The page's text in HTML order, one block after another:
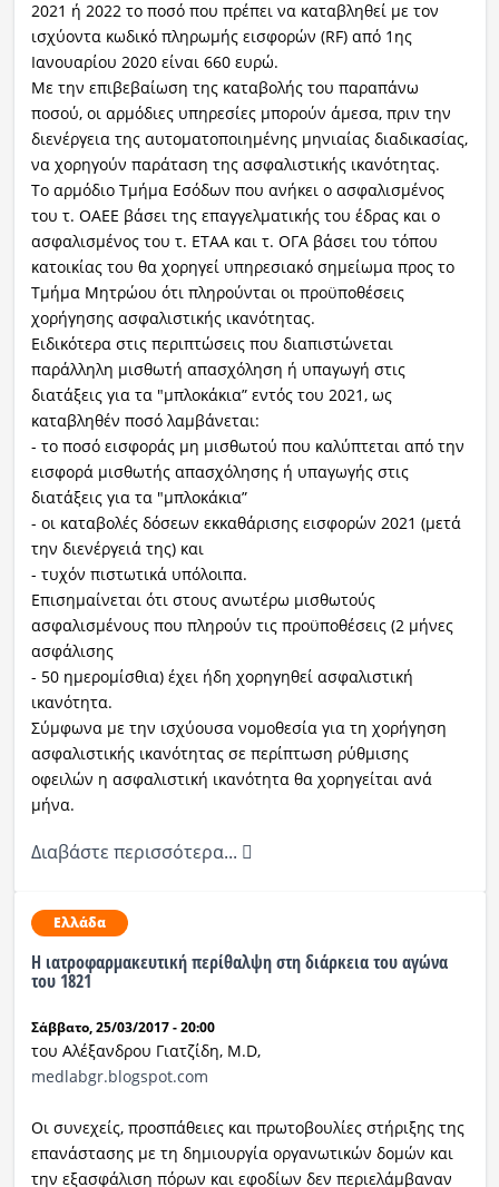
2021 ή 2022 το ποσό που πρέπει να καταβληθεί με τον
ισχύοντα κωδικό πληρωμής εισφορών (RF) από 1ης
Ιανουαρίου 2020 είναι 660 ευρώ.
Με την επιβεβαίωση της καταβολής του παραπάνω
ποσού, οι αρμόδιες υπηρεσίες μπορούν άμεσα, πριν την
διενέργεια της αυτοματοποιημένης μηνιαίας διαδικασίας,
να χορηγούν παράταση της ασφαλιστικής ικανότητας.
Το αρμόδιο Τμήμα Εσόδων που ανήκει ο ασφαλισμένος
του τ. ΟΑΕΕ βάσει της επαγγελματικής του έδρας και ο
ασφαλισμένος του τ. ΕΤΑΑ και τ. ΟΓΑ βάσει του τόπου
κατοικίας του θα χορηγεί υπηρεσιακό σημείωμα προς το
Τμήμα Μητρώου ότι πληρούνται οι προϋποθέσεις
χορήγησης ασφαλιστικής ικανότητας.
Ειδικότερα στις περιπτώσεις που διαπιστώνεται
παράλληλη μισθωτή απασχόληση ή υπαγωγή στις
διατάξεις για τα "μπλοκάκια” εντός του 2021, ως
καταβληθέν ποσό λαμβάνεται:
- το ποσό εισφοράς μη μισθωτού που καλύπτεται από την
εισφορά μισθωτής απασχόλησης ή υπαγωγής στις
διατάξεις για τα "μπλοκάκια”
- οι καταβολές δόσεων εκκαθάρισης εισφορών 2021 (μετά
την διενέργειά της) και
- τυχόν πιστωτικά υπόλοιπα.
Επισημαίνεται ότι στους ανωτέρω μισθωτούς
ασφαλισμένους που πληρούν τις προϋποθέσεις (2 μήνες
ασφάλισης
- 50 ημερομίσθια) έχει ήδη χορηγηθεί ασφαλιστική
ικανότητα.
Σύμφωνα με την ισχύουσα νομοθεσία για τη χορήγηση
ασφαλιστικής ικανότητας σε περίπτωση ρύθμισης
οφειλών η ασφαλιστική ικανότητα θα χορηγείται ανά
μήνα.
Διαβάστε περισσότερα...
Ελλάδα
Η ιατροφαρμακευτική περίθαλψη στη διάρκεια του αγώνα
του 1821
Σάββατο, 25/03/2017 - 20:00
του Αλέξανδρου Γιατζίδη, M.D,
medlabgr.blogspot.com
Οι συνεχείς, προσπάθειες και πρωτοβουλίες στήριξης της
επανάστασης με τη δημιουργία οργανωτικών δομών και
την εξασφάλιση πόρων και εφοδίων δεν περιελάμβαναν